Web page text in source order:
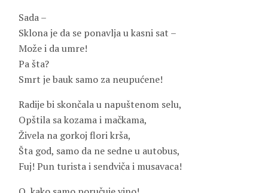
Sada –
Sklona je da se ponavlja u kasni sat –
Može i da umre!
Pa šta?
Smrt je bauk samo za neupućene!
Radije bi skončala u napuštenom selu,
Opštila sa kozama i mačkama,
Živela na gorkoj flori krša,
Šta god, samo da ne sedne u autobus,
Fuj! Pun turista i sendviča i musavaca!